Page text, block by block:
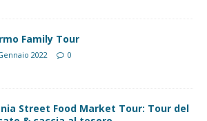
Family Tour
2022 0
Street Food Market Tour: Tour del